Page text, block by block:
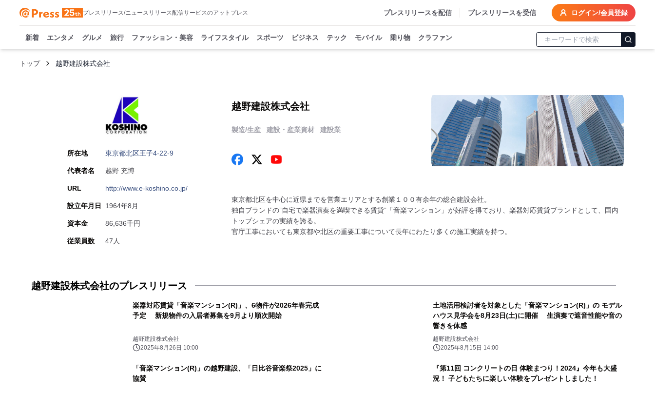
プレスリリース/ニュースリリース配信サービスのアットプレス プレスリリースを配信 プレスリリースを受信 ログイン/会員登録
新着 エンタメ グルメ 旅行 ファッション・美容 ライフスタイル スポーツ ビジネス テック モバイル 乗り物 クラファン
トップ 越野建設株式会社
越野建設株式会社
製造/生産 建設・産業資材 建設業
東京都北区を中心に近県までを営業エリアとする創業１００有余年の総合建設会社。
独自ブランドの”自宅で楽器演奏を満喫できる賃貸”「音楽マンション」が好評を得ており、楽器対応賃貸ブランドとして、国内
トップシェアの実績を誇る。
官庁工事においても東京都や北区の重要工事について長年にわたり多くの施工実績を持つ。
所在地 東京都北区王子4-22-9
代表者名 越野 充博
URL http://www.e-koshino.co.jp/
設立年月日 1964年8月
資本金 86,636千円
従業員数 47人
越野建設株式会社のプレスリリース
楽器対応賃貸「音楽マンション(R)」、6物件が2026年春完成
予定 新規物件の入居者募集を9月より順次開始
越野建設株式会社
2025年8月26日 10:00
土地活用検討者を対象とした「音楽マンション(R)」の モデル
ハウス見学会を8月23日(土)に開催 生演奏で遮音性能や音の
響きを体感
越野建設株式会社
2025年8月15日 14:00
「音楽マンション(R)」の越野建設、「日比谷音楽祭2025」に
協賛
『第11回 コンクリートの日 体験まつり！2024』今年も大盛
況！ 子どもたちに楽しい体験をプレゼントしました！